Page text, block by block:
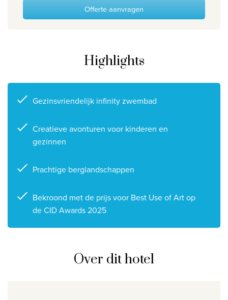
Privacy disclaimer
©2026, Travelworld
Offerte aanvragen
Highlights
Gezinsvriendelijk infinity zwembad
Creatieve avonturen voor kinderen en
gezinnen
Prachtige berglandschappen
Bekroond met de prijs voor Best Use of Art op
de CID Awards 2025
Over dit hotel